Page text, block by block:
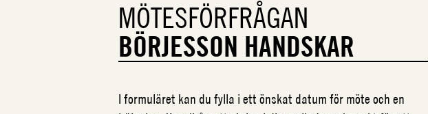
MÖTESFÖRFRÅGAN
BÖRJESSON HANDSKAR
I formuläret kan du fylla i ett önskat datum för möte och en